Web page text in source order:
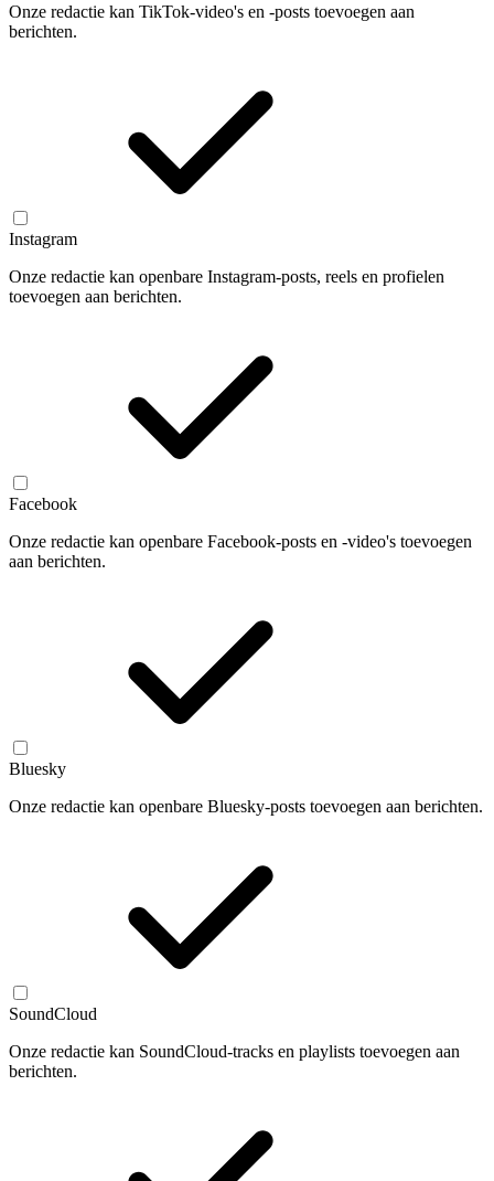
Onze redactie kan TikTok-video's en -posts toevoegen aan
berichten.
Instagram
Onze redactie kan openbare Instagram-posts, reels en profielen
toevoegen aan berichten.
Facebook
Onze redactie kan openbare Facebook-posts en -video's toevoegen
aan berichten.
Bluesky
Onze redactie kan openbare Bluesky-posts toevoegen aan berichten.
SoundCloud
Onze redactie kan SoundCloud-tracks en playlists toevoegen aan
berichten.